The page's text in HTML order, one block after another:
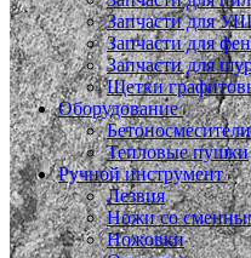
Запчасти для
Запчасти для
Запчасти для
Щетки
Оборудование
Бетоносмесители
Тепловые пушки
Ручной инструмент
Лезвия
Ножи со
Ножовки